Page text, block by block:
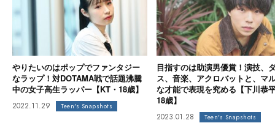
やりたいのはポップでファンタジー
なラップ！対DOTAMA戦で話題沸騰
中の女子高生ラッパー【KT・18歳】
2022.11.29 Teen's Snapshots
目指すのは助演男優賞！演技、
ス、音楽、アクロバットと、マ
な才能で表現を究める【下川恭
18歳】
2023.01.28 Teen's Snapshots